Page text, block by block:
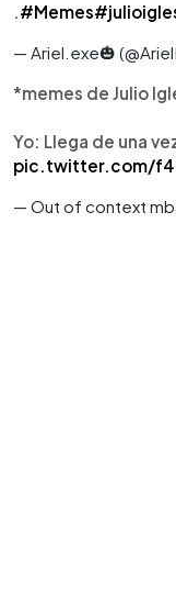
.#Memes
— Ariel.exe🎃
*memes de Julio
Yo: Llega de una
pic.twitter.com/
— Out of context